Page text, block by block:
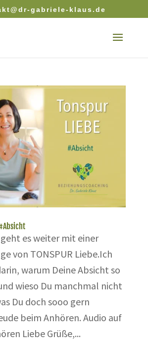
gabriele-klaus.de
es weiter mit einer
von TONSPUR Liebe.Ich
warum Deine Absicht so
wieso Du manchmal nicht
Du doch sooo gern
beim Anhören. Audio auf
Liebe Grüße,...